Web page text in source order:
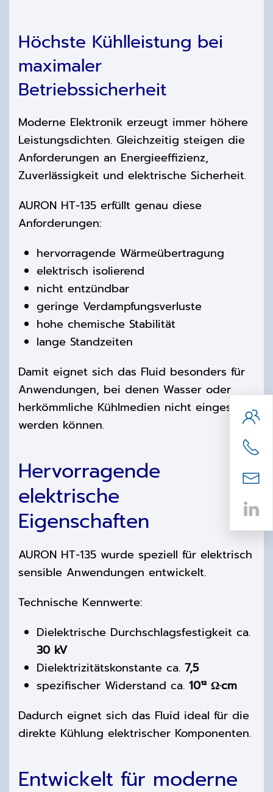
Höchste Kühlleistung bei
maximaler
Betriebssicherheit
Moderne Elektronik erzeugt immer höhere
Leistungsdichten. Gleichzeitig steigen die
Anforderungen an Energieeffizienz,
Zuverlässigkeit und elektrische Sicherheit.
AURON HT-135 erfüllt genau diese
Anforderungen:
hervorragende Wärmeübertragung
elektrisch isolierend
nicht entzündbar
geringe Verdampfungsverluste
hohe chemische Stabilität
lange Standzeiten
Damit eignet sich das Fluid besonders für
Anwendungen, bei denen Wasser oder
herkömmliche Kühlmedien nicht eingesetzt
werden können.
Hervorragende
elektrische
Eigenschaften
AURON HT-135 wurde speziell für elektrisch
sensible Anwendungen entwickelt.
Technische Kennwerte:
Dielektrische Durchschlagsfestigkeit ca.
30 kV
Dielektrizitätskonstante ca. 7,5
spezifischer Widerstand ca. 10¹² Ω·cm
Dadurch eignet sich das Fluid ideal für die
direkte Kühlung elektrischer Komponenten.
Entwickelt für moderne